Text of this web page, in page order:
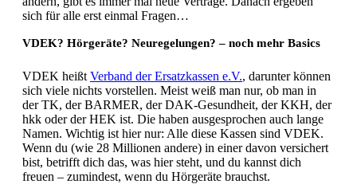
sich für alle erst einmal Fragen…
VDEK? Hörgeräte? Neuregelungen? – noch mehr Basics
VDEK heißt Verband der Ersatzkassen e.V., darunter können
sich viele nichts vorstellen. Meist weiß man nur, ob man in
der TK, der BARMER, der DAK-Gesundheit, der KKH, der
hkk oder der HEK ist. Die haben ausgesprochen auch lange
Namen. Wichtig ist hier nur: Alle diese Kassen sind VDEK.
Wenn du (wie 28 Millionen andere) in einer davon versichert
bist, betrifft dich das, was hier steht, und du kannst dich
freuen – zumindest, wenn du Hörgeräte brauchst.